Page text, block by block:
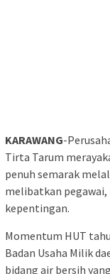
KARAWANG-
Tirta Tarum
penuh semarak
melibatkan
kepentingan.
Momentum HUT
Badan Usaha Milik
bidang air bersih